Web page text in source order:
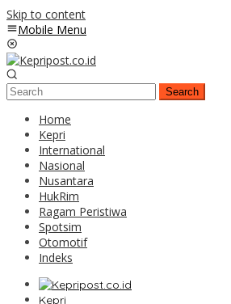
Skip to content
Mobile Menu
Search
Home
Kepri
International
Nasional
Nusantara
HukRim
Ragam Peristiwa
Spotsim
Otomotif
Indeks
Kepri